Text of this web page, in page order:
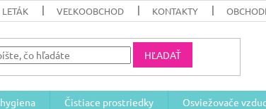
VEĽKOOBCHOD KONTAKTY
HĽADAŤ
Čistiace prostriedky Osviežovače